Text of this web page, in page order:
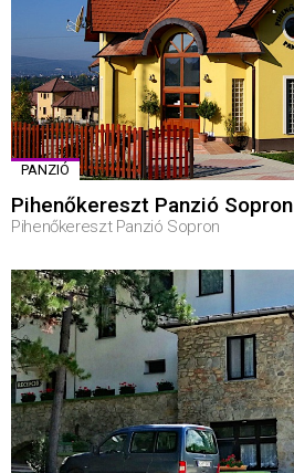
PANZIÓ
Pihenőkereszt Panzió Sopron
Pihenőkereszt Panzió Sopron